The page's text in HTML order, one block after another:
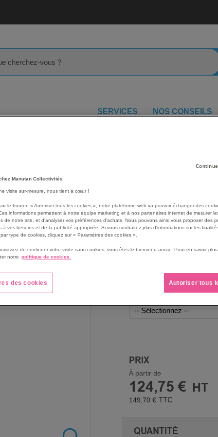
SERVICES NOS CONSEILS
Deux fonctions dans un
Les pédales sont
dans l'axe de l'avant
résistant, formes
Roues revêtues en
laissent pas de traces sur
COLORIS
PRIX
À partir de
124,75 €
149,70 €
QUANTITÉ
Manutan Collectivités
visite sur-mesure, nous tient à cœur !
le bouton « Autoriser tous les cookies », notre plateforme web va pouvoir échanger des
informations permettent à notre équipe marketing et à nos partenaires internet de mesurer
de notre site, et d'analyser vos préférences d'achats. Nous pouvons ainsi vous proposer des
à vos besoins et de la publicité appropriée. Si vous souhaitez plus d'informations sur les
type de cookies, cliquez sur « Paramètres des cookies ».
de continuer votre visite sans cookies, vous êtes le bienvenu aussi ! Pour en savoir
notre politique de cookies.
des cookies Autoriser tous